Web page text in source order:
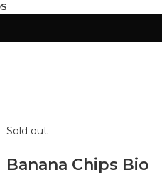
Sold out
Banana Chips Bio